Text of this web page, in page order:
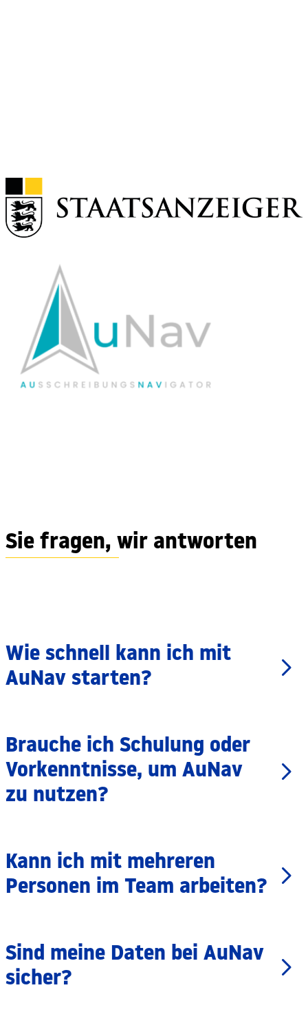
Sie fragen, wir antworten
Wie schnell kann ich mit
AuNav starten?
Brauche ich Schulung oder
Vorkenntnisse, um AuNav
zu nutzen?
Kann ich mit mehreren
Personen im Team arbeiten?
Sind meine Daten bei AuNav
sicher?